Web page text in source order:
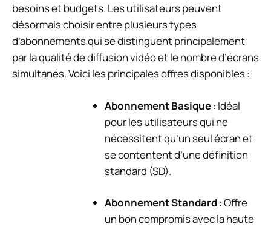
besoins et budgets. Les utilisateurs peuvent
désormais choisir entre plusieurs types
d’abonnements qui se distinguent principalement
par la qualité de diffusion vidéo et le nombre d’écrans
simultanés. Voici les principales offres disponibles :
Abonnement Basique: Idéal
pour les utilisateurs qui ne
nécessitent qu’un seul écran et
se contentent d’une définition
standard (SD).
Abonnement Standard: Offre
un bon compromis avec la haute